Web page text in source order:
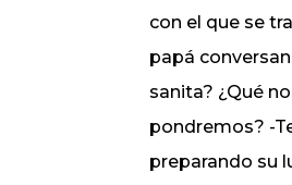
con el que se
papá
sanita? ¿Qué
pondremos? -
preparando su